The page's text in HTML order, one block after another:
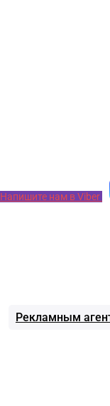
Напишите нам в Viber
Рекламным